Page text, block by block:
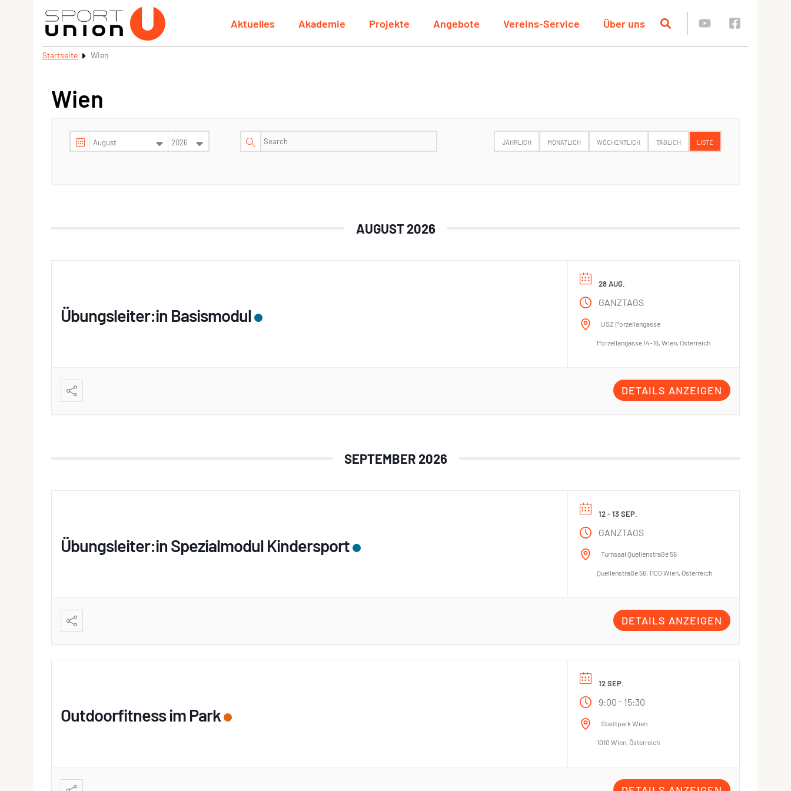
Aktuelles Akademie Projekte Angebote Vereins-Service Über uns
Startseite Wien
Wien
JÄHRLICH MONATLICH WÖCHENTLICH TÄGLICH LISTE
AUGUST 2026
Übungsleiter:in Basismodul
28 AUG.
GANZTAGS
USZ Porzellangasse
Porzellangasse 14-16, Wien, Österreich
DETAILS ANZEIGEN
SEPTEMBER 2026
Übungsleiter:in Spezialmodul Kindersport
12 - 13 SEP.
GANZTAGS
Turnsaal Quellenstraße 56
Quellenstraße 56, 1100 Wien, Österreich
DETAILS ANZEIGEN
Outdoorfitness im Park
12 SEP.
9:00 - 15:30
Stadtpark Wien
1010 Wien, Österreich